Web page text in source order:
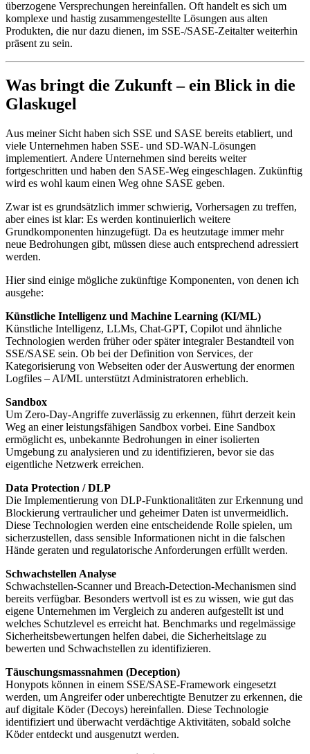
überzogene Versprechungen hereinfallen. Oft handelt es sich um
komplexe und hastig zusammengestellte Lösungen aus alten
Produkten, die nur dazu dienen, im SSE-/SASE-Zeitalter weiterhin
präsent zu sein.
Was bringt die Zukunft – ein Blick in die
Glaskugel
Aus meiner Sicht haben sich SSE und SASE bereits etabliert, und
viele Unternehmen haben SSE- und SD-WAN-Lösungen
implementiert. Andere Unternehmen sind bereits weiter
fortgeschritten und haben den SASE-Weg eingeschlagen. Zukünftig
wird es wohl kaum einen Weg ohne SASE geben.
Zwar ist es grundsätzlich immer schwierig, Vorhersagen zu treffen,
aber eines ist klar: Es werden kontinuierlich weitere
Grundkomponenten hinzugefügt. Da es heutzutage immer mehr
neue Bedrohungen gibt, müssen diese auch entsprechend adressiert
werden.
Hier sind einige mögliche zukünftige Komponenten, von denen ich
ausgehe:
Künstliche Intelligenz und Machine Learning (KI/ML)
Künstliche Intelligenz, LLMs, Chat-GPT, Copilot und ähnliche
Technologien werden früher oder später integraler Bestandteil von
SSE/SASE sein. Ob bei der Definition von Services, der
Kategorisierung von Webseiten oder der Auswertung der enormen
Logfiles – AI/ML unterstützt Administratoren erheblich.
Sandbox
Um Zero-Day-Angriffe zuverlässig zu erkennen, führt derzeit kein
Weg an einer leistungsfähigen Sandbox vorbei. Eine Sandbox
ermöglicht es, unbekannte Bedrohungen in einer isolierten
Umgebung zu analysieren und zu identifizieren, bevor sie das
eigentliche Netzwerk erreichen.
Data Protection / DLP
Die Implementierung von DLP-Funktionalitäten zur Erkennung und
Blockierung vertraulicher und geheimer Daten ist unvermeidlich.
Diese Technologien werden eine entscheidende Rolle spielen, um
sicherzustellen, dass sensible Informationen nicht in die falschen
Hände geraten und regulatorische Anforderungen erfüllt werden.
Schwachstellen Analyse
Schwachstellen-Scanner und Breach-Detection-Mechanismen sind
bereits verfügbar. Besonders wertvoll ist es zu wissen, wie gut das
eigene Unternehmen im Vergleich zu anderen aufgestellt ist und
welches Schutzlevel es erreicht hat. Benchmarks und regelmässige
Sicherheitsbewertungen helfen dabei, die Sicherheitslage zu
bewerten und Schwachstellen zu identifizieren.
Täuschungsmassnahmen (Deception)
Honypots können in einem SSE/SASE-Framework eingesetzt
werden, um Angreifer oder unberechtigte Benutzer zu erkennen, die
auf digitale Köder (Decoys) hereinfallen. Diese Technologie
identifiziert und überwacht verdächtige Aktivitäten, sobald solche
Köder entdeckt und ausgenutzt werden.